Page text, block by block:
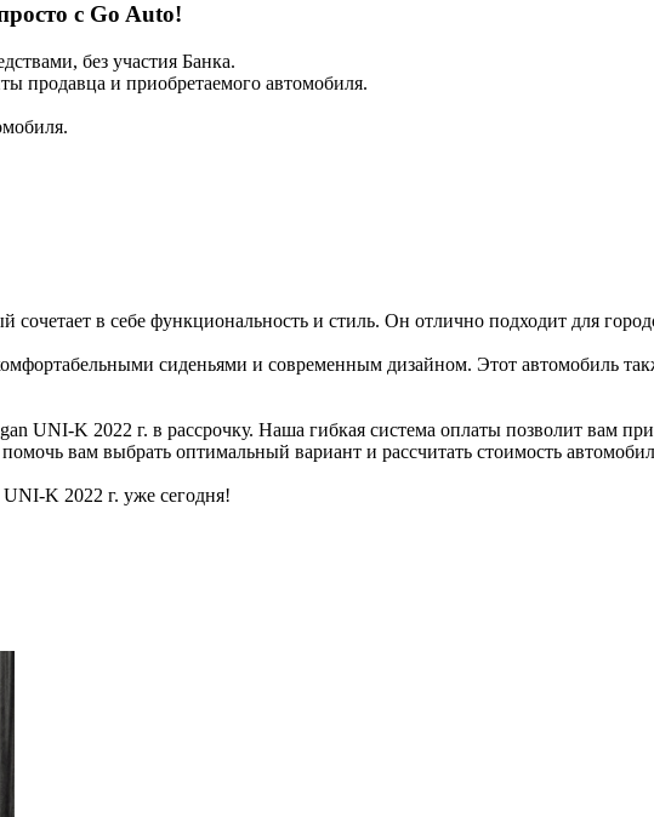
с Go Auto!
без участия Банка.
продавца и приобретаемого автомобиля.
в себе функциональность и стиль. Он отлично подходит для
сиденьями и современным дизайном. Этот автомобиль
UNI-K 2022 г. в рассрочку. Наша гибкая система оплаты позволит вам
вам выбрать оптимальный вариант и рассчитать стоимость
K 2022 г. уже сегодня!